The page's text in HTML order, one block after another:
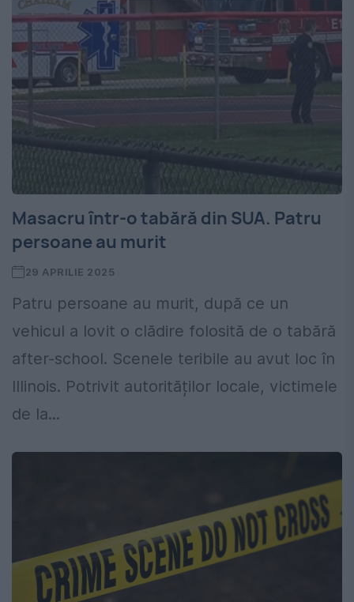
Masacru într-o tabără din SUA. Patru
persoane au murit
29 APRILIE 2025
Patru persoane au murit, după ce un
vehicul a lovit o clădire folosită de o tabără
after-school. Scenele teribile au avut loc în
Illinois. Potrivit autorităților locale, victimele
de la...